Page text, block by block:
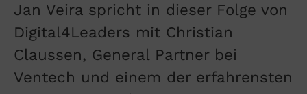
Jan Veira spricht in dieser Folge von
Digital4Leaders mit Christian
Claussen, General Partner bei
Ventech und einem der erfahrensten